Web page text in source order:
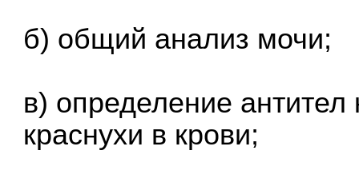
б) общий анализ мочи;
в) определение
краснухи в крови;